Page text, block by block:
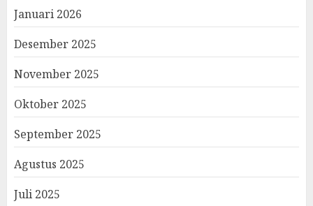
Januari 2026
Desember 2025
November 2025
Oktober 2025
September 2025
Agustus 2025
Juli 2025